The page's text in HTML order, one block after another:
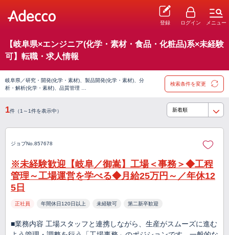
登録 ログイン メニュー
【岐阜県×エンジニア(化学・素材・食品・化粧品)系×未経験
可】転職・求人情報
岐阜県／研究・開発(化学・素材)、製品開発(化学・素材)、分
析・解析(化学・素材)、品質管理 …
検索条件を変更
1件（1～1件を表示中）
ジョブNo.857678
※未経験歓迎【岐阜／御嵩】工場＜事務＞◆工程
管理～工場運営を学べる◆月給25万円～／年休12
5日
正社員 年間休日120日以上 未経験可 第二新卒歓迎
■業務内容 工場スタッフと連携しながら、生産がスムーズに進む